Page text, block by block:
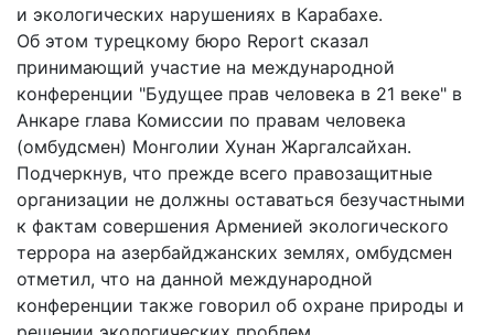
и экологических нарушениях в Карабахе.
Об этом турецкому бюро Report сказал
принимающий участие на международной
конференции "Будущее прав человека в 21 веке" в
Анкаре глава Комиссии по правам человека
(омбудсмен) Монголии Хунан Жаргалсайхан.
Подчеркнув, что прежде всего правозащитные
организации не должны оставаться безучастными
к фактам совершения Арменией экологического
террора на азербайджанских землях, омбудсмен
отметил, что на данной международной
конференции также говорил об охране природы и